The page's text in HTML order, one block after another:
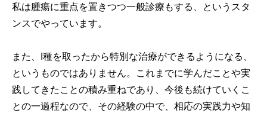
私は腫瘍に重点を置きつつ一般診療もする、というスタ
ンスでやっています。
また、Ⅰ種を取ったから特別な治療ができるようになる、
というものではありません。これまでに学んだことや実
践してきたことの積み重ねであり、今後も続けていくこ
との一過程なので、その経験の中で、相応の実践力や知